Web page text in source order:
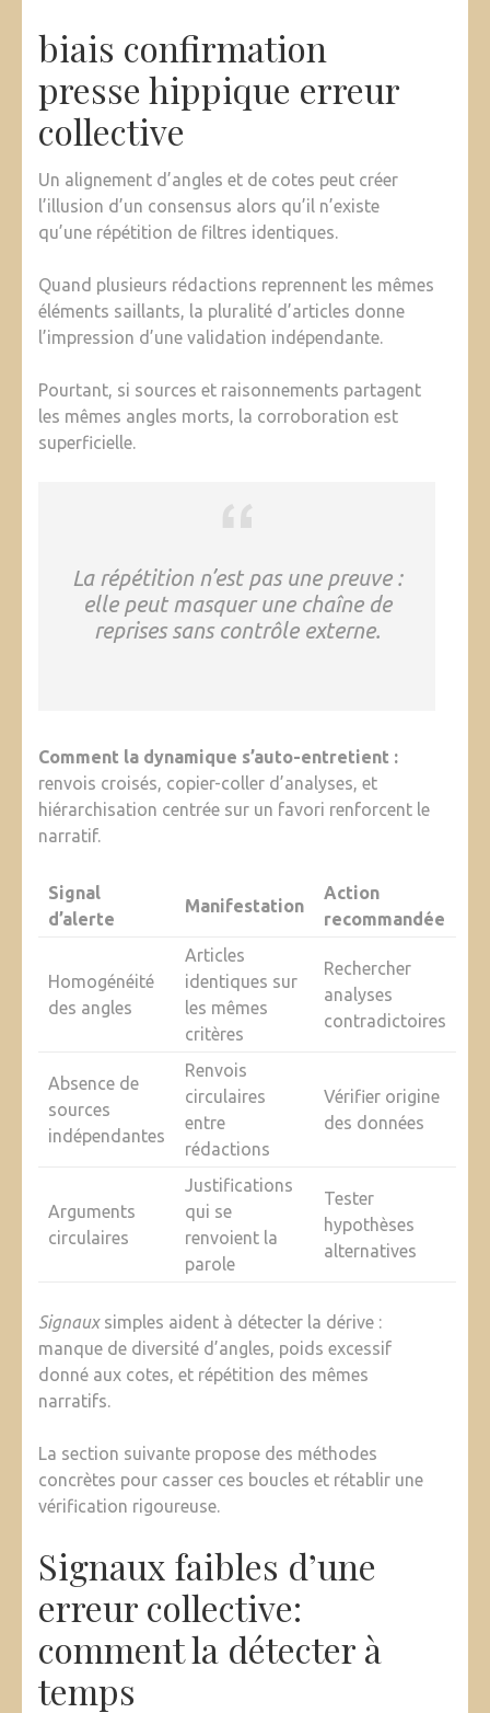
biais confirmation
presse hippique erreur
collective
Un alignement d’angles et de cotes peut créer
l’illusion d’un consensus alors qu’il n’existe
qu’une répétition de filtres identiques.
Quand plusieurs rédactions reprennent les mêmes
éléments saillants, la pluralité d’articles donne
l’impression d’une validation indépendante.
Pourtant, si sources et raisonnements partagent
les mêmes angles morts, la corroboration est
superficielle.
La répétition n’est pas une preuve :
elle peut masquer une chaîne de
reprises sans contrôle externe.
Comment la dynamique s’auto-entretient :
renvois croisés, copier-coller d’analyses, et
hiérarchisation centrée sur un favori renforcent le
narratif.
Signal
d’alerte
Manifestation
Action
recommandée
Homogénéité
des angles
Articles
identiques sur
les mêmes
critères
Rechercher
analyses
contradictoires
Absence de
sources
indépendantes
Renvois
circulaires
entre
rédactions
Vérifier origine
des données
Arguments
circulaires
Justifications
qui se
renvoient la
parole
Tester
hypothèses
alternatives
Signauxsimples aident à détecter la dérive :
manque de diversité d’angles, poids excessif
donné aux cotes, et répétition des mêmes
narratifs.
La section suivante propose des méthodes
concrètes pour casser ces boucles et rétablir une
vérification rigoureuse.
Signaux faibles d’une
erreur collective:
comment la détecter à
temps